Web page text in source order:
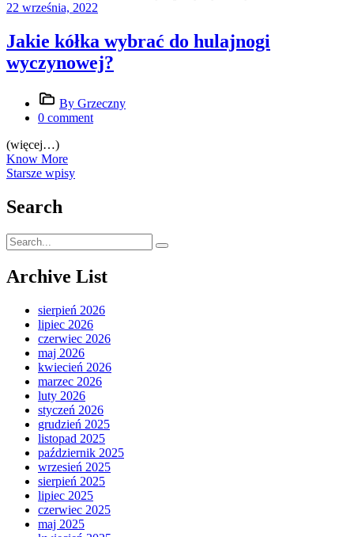
22 września, 2022
Jakie kółka wybrać do hulajnogi
wyczynowej?
By Grzeczny
0 comment
(więcej…)
Know More
Nawigacja
po
wpisach
Starsze wpisy
Search
Search
for:
Archive List
sierpień 2026
lipiec 2026
czerwiec 2026
maj 2026
kwiecień 2026
marzec 2026
luty 2026
styczeń 2026
grudzień 2025
listopad 2025
październik 2025
wrzesień 2025
sierpień 2025
lipiec 2025
czerwiec 2025
maj 2025